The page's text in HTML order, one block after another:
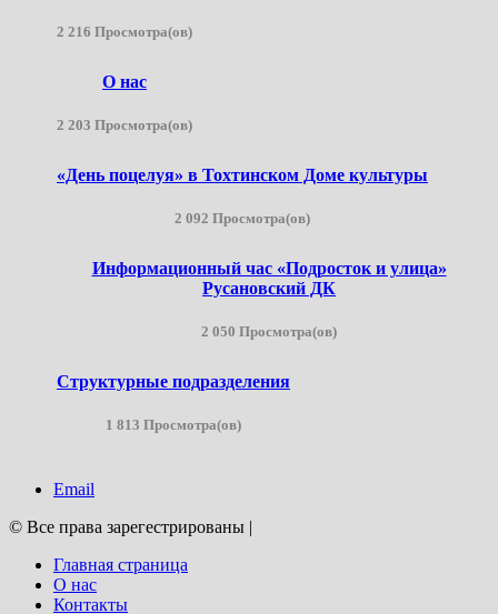
2 216 Просмотра(ов)
О нас
2 203 Просмотра(ов)
«День поцелуя» в Тохтинском Доме культуры
2 092 Просмотра(ов)
Информационный час «Подросток и улица»
Русановский ДК
2 050 Просмотра(ов)
Структурные подразделения
1 813 Просмотра(ов)
Email
© Все права зарегестрированы |
Главная страница
О нас
Контакты